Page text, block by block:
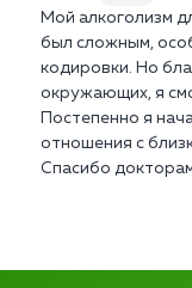
Мой алкоголизм
был сложным,
кодировки. Но
окружающих, я
Постепенно я
отношения с
Спасибо